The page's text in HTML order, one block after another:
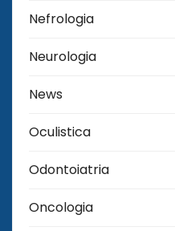
Nefrologia
Neurologia
News
Oculistica
Odontoiatria
Oncologia